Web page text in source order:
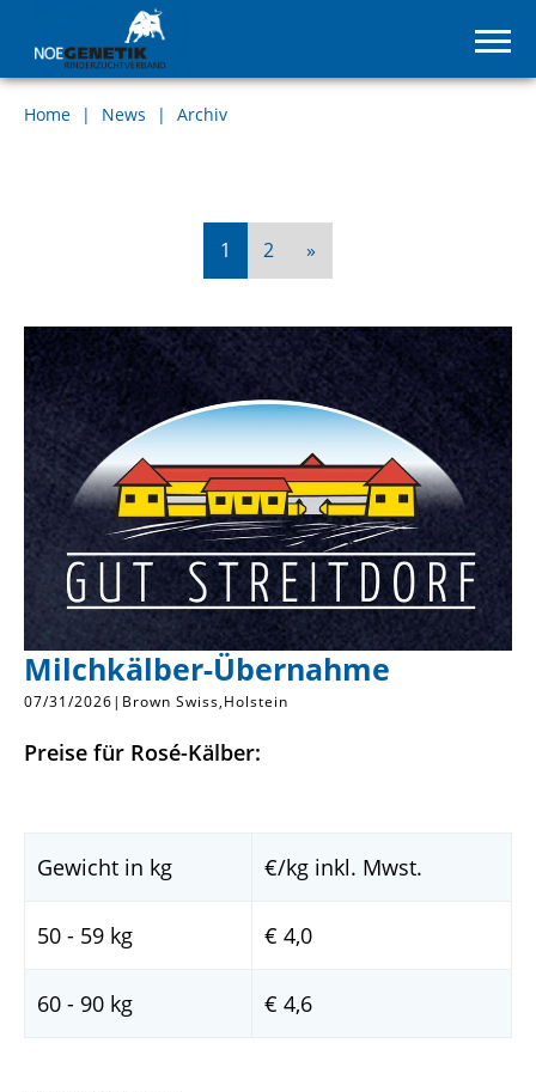
Home News Archiv
1 2 »
Milchkälber-Übernahme
07/31/2026| Brown Swiss Holstein
Preise für Rosé-Kälber:
Gewicht in kg €/kg inkl. Mwst.
50 - 59 kg € 4,0
60 - 90 kg € 4,6